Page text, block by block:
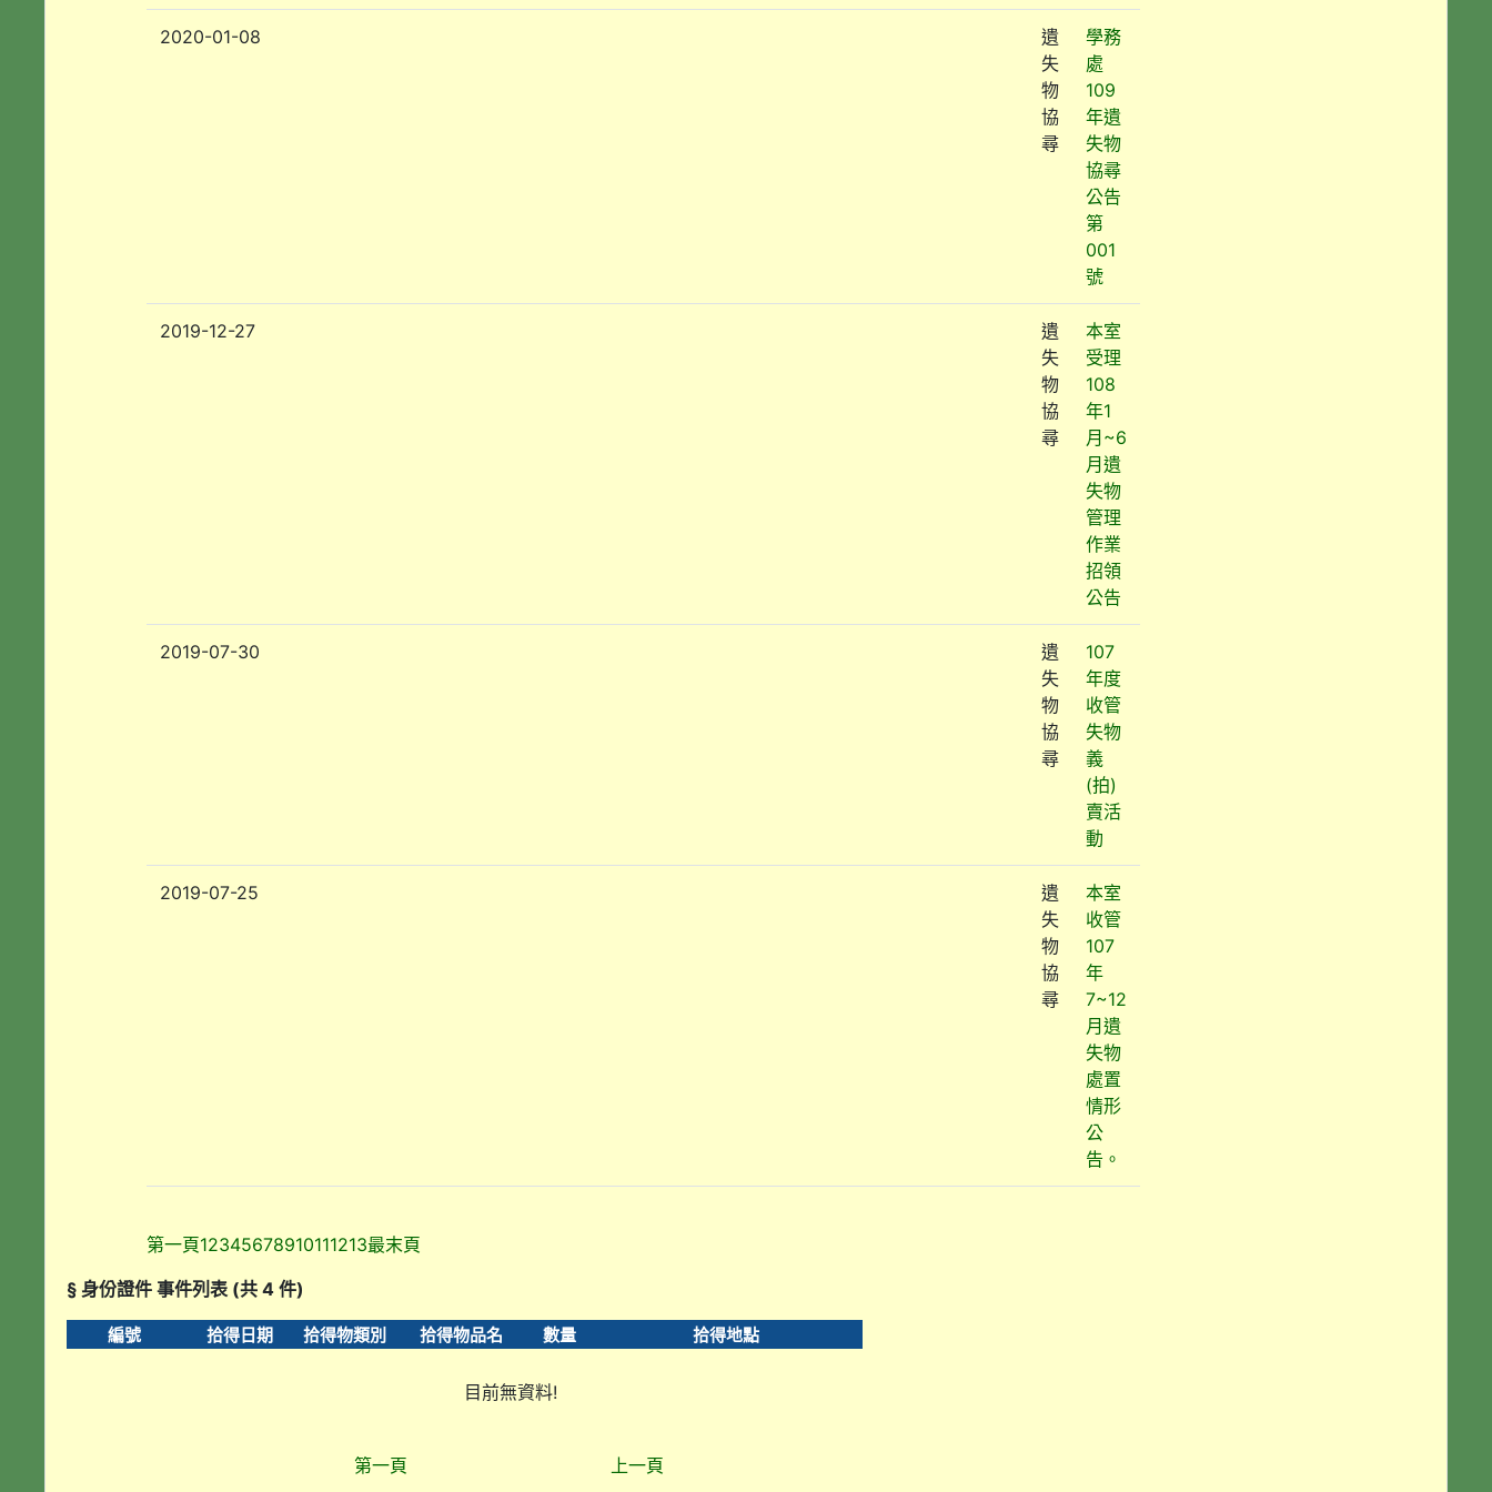
2020-01-08
遺
失
物
協
尋
學務
處
109
年遺
失物
協尋
公告
第
001
號
2019-12-27
遺
失
物
協
尋
本室
受理
108
年1
月~6
月遺
失物
管理
作業
招領
公告
2019-07-30
遺
失
物
協
尋
107
年度
收管
失物
義
(拍)
賣活
動
2019-07-25
遺
失
物
協
尋
本室
收管
107
年
7~12
月遺
失物
處置
情形
公
告。
第一頁12345678910111213最末頁
§ 身份證件 事件列表 (共 4 件)
編號 拾得日期 拾得物類別 拾得物品名 數量 拾得地點
目前無資料!
第一頁 上一頁